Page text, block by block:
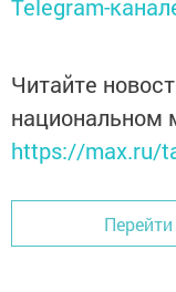
Telegram-
Читайте
национальном
https://max.ru/